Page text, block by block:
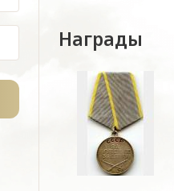
Награды